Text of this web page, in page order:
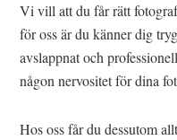
Vi vill att du får rätt
för oss är du känner dig
avslappnat och
någon nervositet för dina
Hos oss får du dessutom